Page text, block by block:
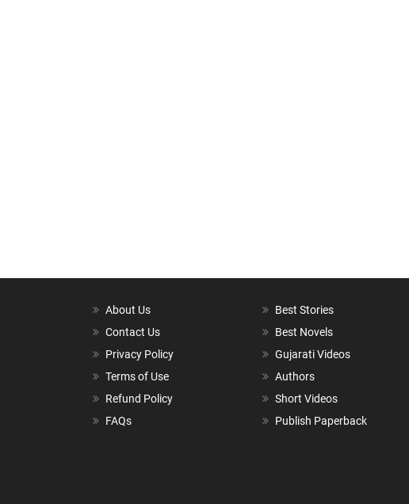
About Us
Contact Us
Privacy Policy
Terms of Use
Refund Policy
FAQs
Best Stories
Best Novels
Gujarati Videos
Authors
Short Videos
Publish Paperback